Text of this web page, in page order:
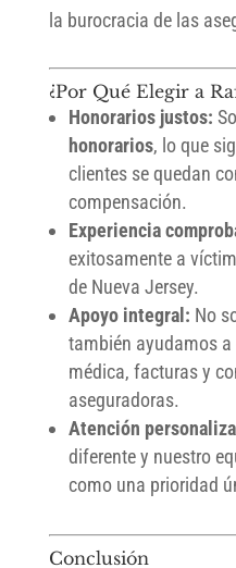
la burocracia de las
¿Por Qué Elegir a
Honorarios justos:
honorarios, lo que
clientes se quedan
compensación.
Experiencia
exitosamente a
de Nueva Jersey.
Apoyo integral: No
también ayudamos
médica, facturas y
aseguradoras.
Atención
diferente y nuestro
como una prioridad
Conclusión